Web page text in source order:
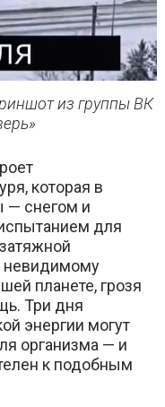
из группы ВК
которая в
— снегом и
для
невидимому
планете, грозя
Три дня
энергии могут
организма — и
к подобным